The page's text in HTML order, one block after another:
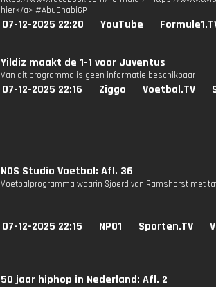
hier</a> #AbuDhabiGP
07-12-2025 22:20 YouTube
Yildiz maakt de 1-1 voor Juventus
Van dit programma is geen informatie beschikbaar
07-12-2025 22:16 Ziggo Voetbal.TV
NOS Studio Voetbal: Afl. 36
Voetbalprogramma waarin Sjoerd van Ramshorst met
07-12-2025 22:15 NPO1 Sporten.TV
50 jaar hiphop in Nederland: Afl. 2